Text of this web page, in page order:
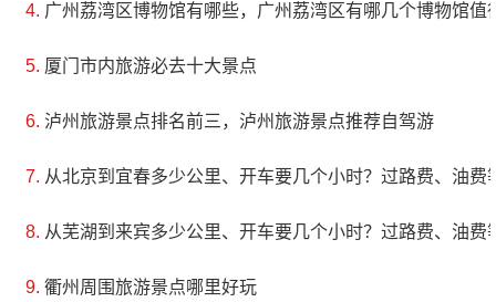
广州荔湾区博物馆有哪些，广州荔湾区有哪几个博物馆值
厦门市内旅游必去十大景点
泸州旅游景点排名前三，泸州旅游景点推荐自驾游
从北京到宜春多少公里、开车要几个小时？过路费、油费
从芜湖到来宾多少公里、开车要几个小时？过路费、油费
衢州周围旅游景点哪里好玩